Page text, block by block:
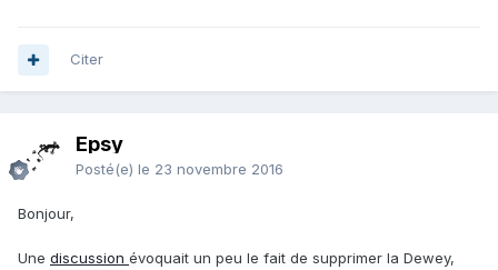
Citer
Epsy
Posté(e) le 23 novembre 2016
Bonjour,
Une discussion évoquait un peu le fait de supprimer la Dewey,